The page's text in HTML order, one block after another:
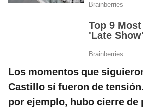
Los momentos que
Castillo sí fueron de
por ejemplo, hubo cierre de